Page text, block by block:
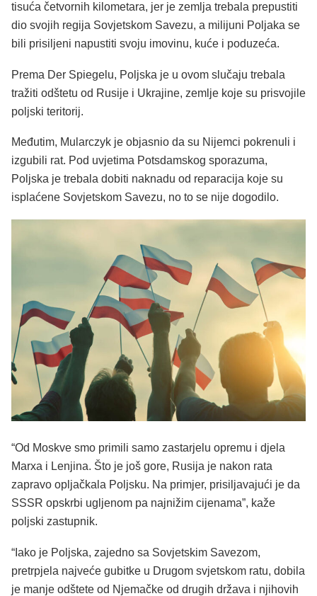
tisuća četvornih kilometara, jer je zemlja trebala prepustiti
dio svojih regija Sovjetskom Savezu, a milijuni Poljaka se
bili prisiljeni napustiti svoju imovinu, kuće i poduzeća.
Prema Der Spiegelu, Poljska je u ovom slučaju trebala
tražiti odštetu od Rusije i Ukrajine, zemlje koje su prisvojile
poljski teritorij.
Međutim, Mularczyk je objasnio da su Nijemci pokrenuli i
izgubili rat. Pod uvjetima Potsdamskog sporazuma,
Poljska je trebala dobiti naknadu od reparacija koje su
isplaćene Sovjetskom Savezu, no to se nije dogodilo.
“Od Moskve smo primili samo zastarjelu opremu i djela
Marxa i Lenjina. Što je još gore, Rusija je nakon rata
zapravo opljačkala Poljsku. Na primjer, prisiljavajući je da
SSSR opskrbi ugljenom pa najnižim cijenama”, kaže
poljski zastupnik.
“Iako je Poljska, zajedno sa Sovjetskim Savezom,
pretrpjela najveće gubitke u Drugom svjetskom ratu, dobila
je manje odštete od Njemačke od drugih država i njihovih